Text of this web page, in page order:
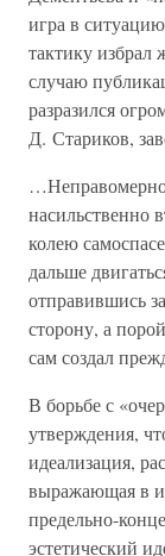
игра в
тактику избрал
случаю
разразился
Д. Стариков,
насильственно
колею
дальше
отправившись
сторону, а
сам создал
В борьбе с
утверждения,
идеализация,
выражающая в
предельно-
эстетический